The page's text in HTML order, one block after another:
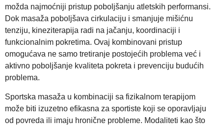
možda najmoćniji pristup poboljšanju atletskih performansi.
Dok masaža poboljšava cirkulaciju i smanjuje mišićnu
tenziju, kineziterapija radi na jačanju, koordinaciji i
funkcionalnim pokretima. Ovaj kombinovani pristup
omogućava ne samo tretiranje postojećih problema već i
aktivno poboljšanje kvaliteta pokreta i prevenciju budućih
problema.
Sportska masaža u kombinaciji sa fizikalnom terapijom
može biti izuzetno efikasna za sportiste koji se oporavljaju
od povreda ili imaju hronične probleme. Modaliteti kao što